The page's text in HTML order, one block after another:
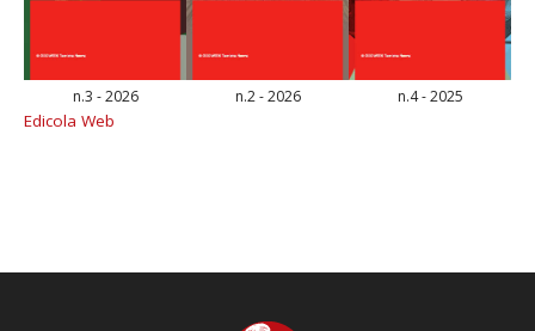
n.3 - 2026 n.2 - 2026 n.4 - 2025
Edicola Web